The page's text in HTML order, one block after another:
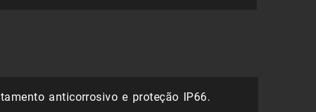
anticorrosivo e proteção IP66.